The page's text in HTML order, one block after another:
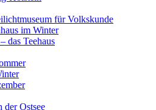
für Volkskunde
im Winter
das Teehaus
der Ostsee